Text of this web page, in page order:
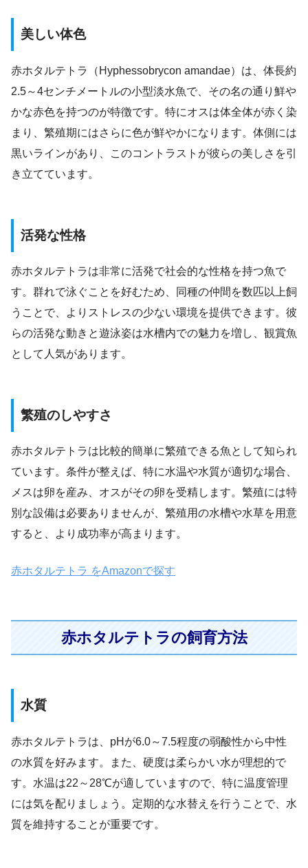
美しい体色
赤ホタルテトラ（Hyphessobrycon amandae）は、体長約
2.5～4センチメートルの小型淡水魚で、その名の通り鮮や
かな赤色を持つのが特徴です。特にオスは体全体が赤く染
まり、繁殖期にはさらに色が鮮やかになります。体側には
黒いラインがあり、このコントラストが彼らの美しさを引
き立てています。
活発な性格
赤ホタルテトラは非常に活発で社会的な性格を持つ魚で
す。群れで泳ぐことを好むため、同種の仲間を数匹以上飼
うことで、よりストレスの少ない環境を提供できます。彼
らの活発な動きと遊泳姿は水槽内での魅力を増し、観賞魚
として人気があります。
繁殖のしやすさ
赤ホタルテトラは比較的簡単に繁殖できる魚として知られ
ています。条件が整えば、特に水温や水質が適切な場合、
メスは卵を産み、オスがその卵を受精します。繁殖には特
別な設備は必要ありませんが、繁殖用の水槽や水草を用意
すると、より成功率が高まります。
赤ホタルテトラ をAmazonで探す
赤ホタルテトラの飼育方法
水質
赤ホタルテトラは、pHが6.0～7.5程度の弱酸性から中性
の水質を好みます。また、硬度は柔らかい水が理想的で
す。水温は22～28℃が適していますので、特に温度管理
には気を配りましょう。定期的な水替えを行うことで、水
質を維持することが重要です。